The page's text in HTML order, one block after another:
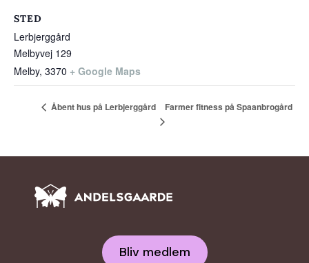
STED
Lerbjerggård
Melbyvej 129
Melby, 3370 + Google Maps
Åbent hus på Lerbjerggård Farmer fitness på Spaanbrogård
Bliv medlem